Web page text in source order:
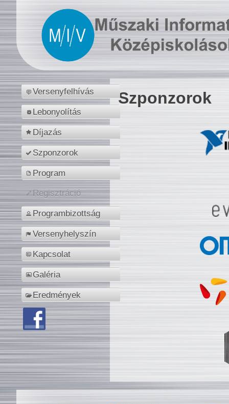
Versenyfelhívás
Lebonyolítás
Díjazás
Szponzorok
Program
Regisztráció
Programbizottság
Versenyhelyszín
Kapcsolat
Galéria
Eredmények
Szponzorok